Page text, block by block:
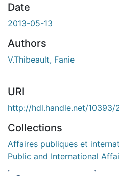
Date
2013-05-13
Authors
V.Thibeault, Fanie
URI
http://hdl.handle.net/10393/
Collections
Affaires publiques et
Public and International